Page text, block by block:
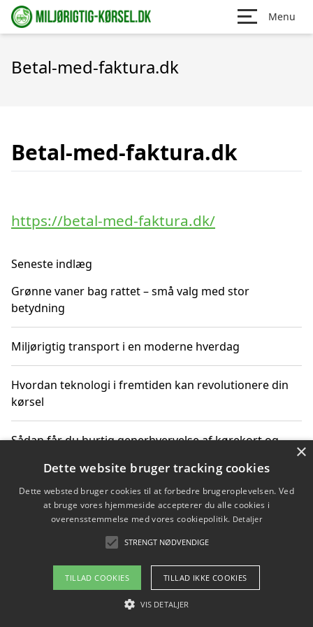
Menu
Betal-med-faktura.dk
Betal-med-faktura.dk
https://betal-med-faktura.dk/
Seneste indlæg
Grønne vaner bag rattet – små valg med stor
betydning
Miljørigtig transport i en moderne hverdag
Hvordan teknologi i fremtiden kan revolutionere din
kørsel
Sådan får du hurtig generhvervelse af kørekort og
Sådan lærer du miljørigtig kørsel hos en køreskole i
Gentofte
Copyright 2026 - Pilanto Aps
Om / kontakt
×
Dette website bruger tracking cookies
Dette websted bruger cookies til at forbedre brugeroplevelsen. Ved
at bruge vores hjemmeside accepterer du alle cookies i
overensstemmelse med vores cookiepolitik. Detaljer
STRENGT NØDVENDIGE
TILLAD COOKIES TILLAD IKKE COOKIES
VIS DETALJER